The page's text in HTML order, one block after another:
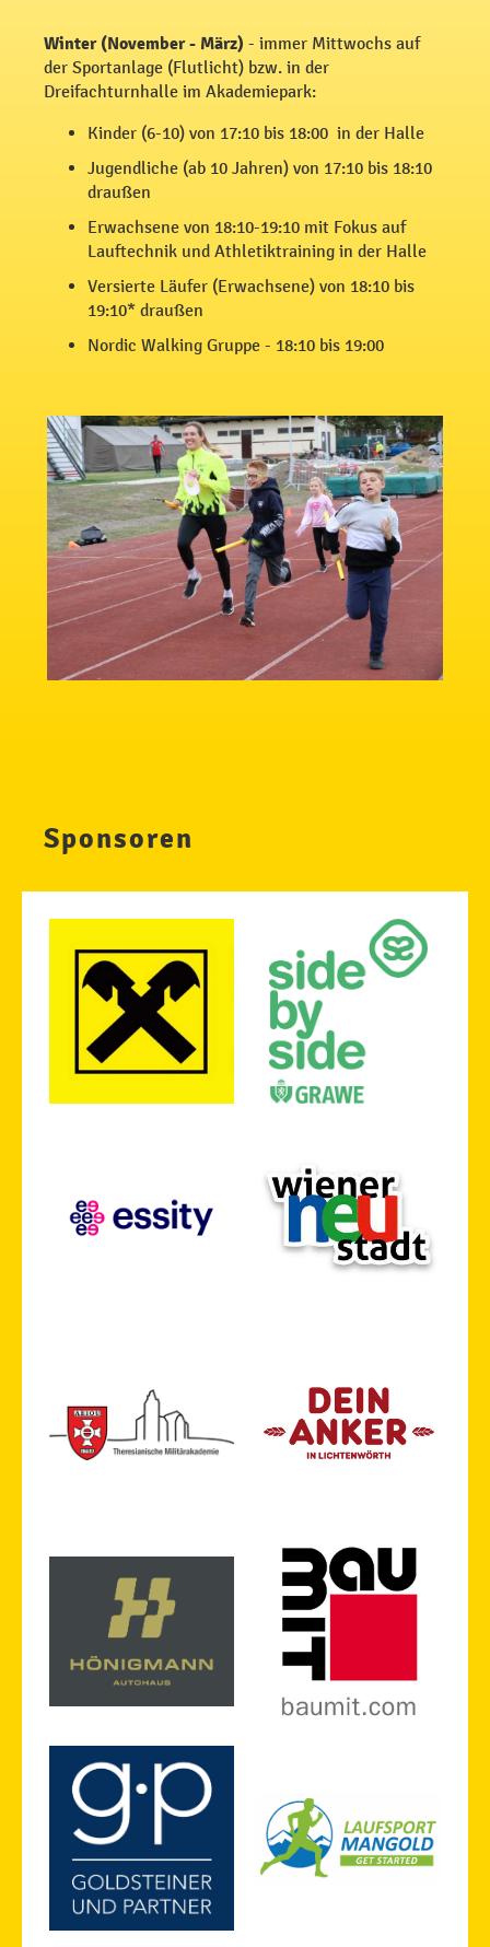
Winter (November - März) - immer Mittwochs auf
der Sportanlage (Flutlicht) bzw. in der
Dreifachturnhalle im Akademiepark:
Kinder (6-10) von 17:10 bis 18:00 in der Halle
Jugendliche (ab 10 Jahren) von 17:10 bis 18:10
draußen
Erwachsene von 18:10-19:10 mit Fokus auf
Lauftechnik und Athletiktraining in der Halle
Versierte Läufer (Erwachsene) von 18:10 bis
19:10* draußen
Nordic Walking Gruppe - 18:10 bis 19:00
Sponsoren